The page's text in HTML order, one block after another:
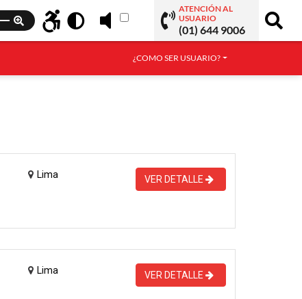
ATENCIÓN AL
USUARIO
(01) 644 9006
¿COMO SER USUARIO?
Lima VER DETALLE
Lima VER DETALLE